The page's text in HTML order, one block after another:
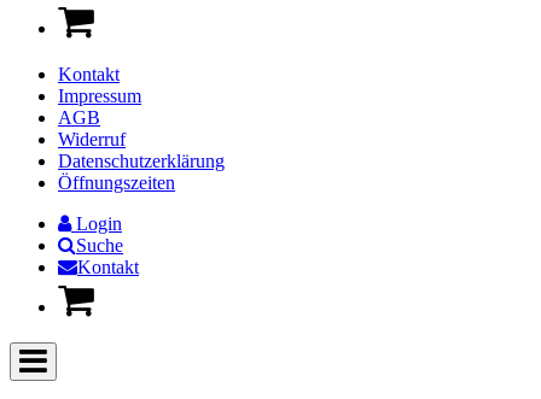
Kontakt
Impressum
AGB
Widerruf
Datenschutzerklärung
Öffnungszeiten
Login
Suche
Kontakt